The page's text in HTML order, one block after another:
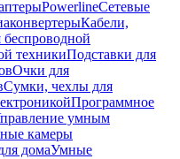
PowerlineСетевые
Кабели,
техникиПодставки для
Очки для
Сумки, чехлы для
Программное
умным
камеры
домаУмные